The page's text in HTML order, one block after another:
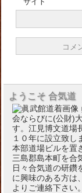
ようこそ 合気道
会ならびに(公財)
す。江見博文道場
１０年に設立致し
本部道場ビルを置
三島郡島本町を合
日々合気道の研鑽
に興味のある方は
よりご連絡下さい。